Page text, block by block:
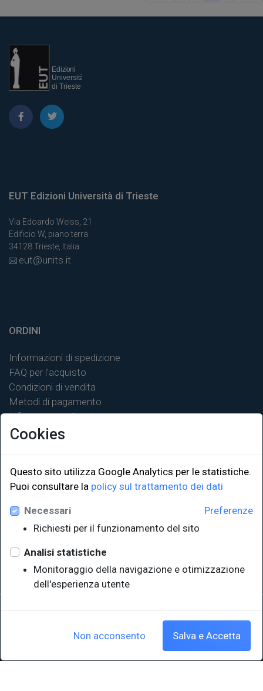
EUT Edizioni Università di Trieste
Via Edoardo Weiss, 21
Edificio W, piano terra
34128 Trieste, Italia
eut@units.it
ORDINI
Informazioni di spedizione
FAQ per l'acquisto
Condizioni di vendita
Metodi di pagamento
Informativa sulla privacy
LINK ISTITUZIONALI
Università degli Studi di Trieste
Sistema Bibliotecario di Ateneo
EUT in cifre
P.IVA 00211830328 - C.F. 80013890324 - P.E.C.: ateneo@pec.units.it
Cookies
Questo sito utilizza Google Analytics per le statistiche.
Puoi consultare la policy sul trattamento dei dati
Preferenze
Necessari
Richiesti per il funzionamento del sito
Analisi statistiche
Monitoraggio della navigazione e otimizzazione
dell'esperienza utente
Non acconsento Salva e Accetta